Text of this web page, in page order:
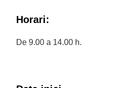
Horari:
De 9.00 a 14.00 h.